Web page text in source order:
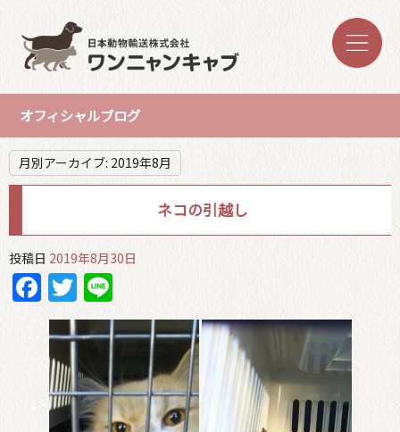
オフィシャルブログ
月別アーカイブ: 2019年8月
ネコの引越し
投稿日 2019年8月30日
Facebook
Twitter